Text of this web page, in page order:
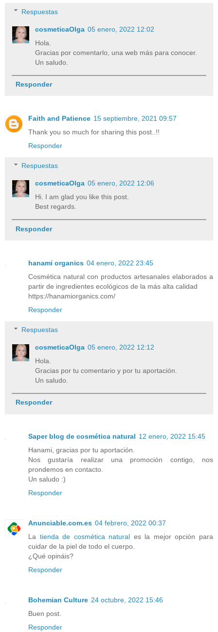
Respuestas
cosmeticaOlga 05 enero, 2022 12:02
Hola.
Gracias por comentarlo, una web más para conocer.
Un saludo.
Responder
Faith and Patience 15 septiembre, 2021 09:57
Thank you so much for sharing this post..!!
Responder
Respuestas
cosmeticaOlga 05 enero, 2022 12:06
Hi. I am glad you like this post.
Best regards.
Responder
hanami organics 04 enero, 2022 23:45
Cosmética natural con productos artesanales elaborados a
partir de ingredientes ecológicos de la más alta calidad
https://hanamiorganics.com/
Responder
Respuestas
cosmeticaOlga 05 enero, 2022 12:12
Hola.
Gracias por tu comentario y por tu aportación.
Un saludo.
Responder
Saper blog de cosmética natural 12 enero, 2022 15:45
Hanami, gracias por tu aportación.
Nos gustaría realizar una promoción contigo, nos
prondemos en contacto.
Un saludo :)
Responder
Anunciable.com.es 04 febrero, 2022 00:37
La tienda de cosmética natural es la mejor opción para
cuidar de la piel de todo el cuerpo.
¿Qué opináis?
Responder
Bohemian Culture 24 octubre, 2022 15:46
Buen post.
Responder